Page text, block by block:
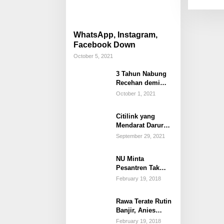
WhatsApp, Instagram,
Facebook Down
October 5, 2021
3 Tahun Nabung
Recehan demi
Beli Mobil Impian
October 1, 2021
Citilink yang
Mendarat Darurat
karena Anak Buka
September 29, 2021
NU Minta
Pesantren Tak
Terprovokasi
February 19, 2018
Rawa Terate Rutin
Banjir, Anies
Bakal Cek Pabrik
February 19, 2018